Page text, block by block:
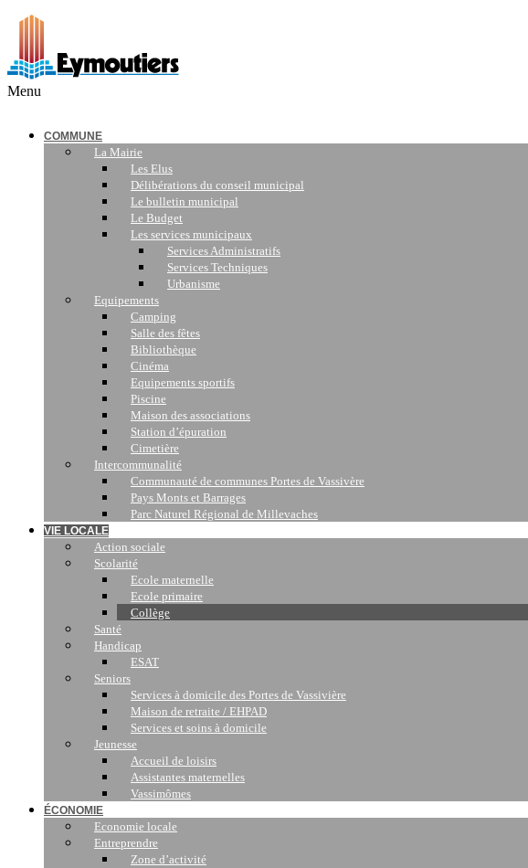
Menu
COMMUNE
La Mairie
Les Elus
Délibérations du conseil municipal
Le bulletin municipal
Le Budget
Les services municipaux
Services Administratifs
Services Techniques
Urbanisme
Equipements
Camping
Salle des fêtes
Bibliothèque
Cinéma
Equipements sportifs
Piscine
Maison des associations
Station d’épuration
Cimetière
Intercommunalité
Communauté de communes Portes de Vassivère
Pays Monts et Barrages
Parc Naturel Régional de Millevaches
VIE LOCALE
Action sociale
Scolarité
Ecole maternelle
Ecole primaire
Collège
Santé
Handicap
ESAT
Seniors
Services à domicile des Portes de Vassivière
Maison de retraite / EHPAD
Services et soins à domicile
Jeunesse
Accueil de loisirs
Assistantes maternelles
Vassimômes
ÉCONOMIE
Economie locale
Entreprendre
Zone d’activité